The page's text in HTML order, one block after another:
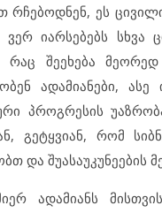
რჩებოდნენ, ეს
ვერ იარსებებს
რაც შეეხება
ადამიანები,
პროგრესის
გეტყვიან, რომ
და შუასაუკუნეების
ადამიანს